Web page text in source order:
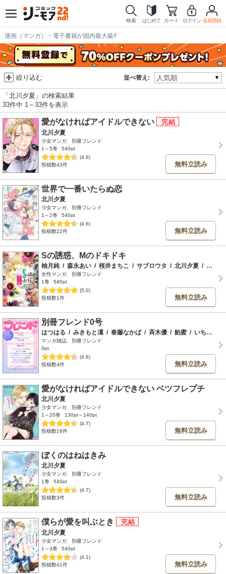
検索 はじめて カート ログイン 会員登録
漫画（マンガ）・電子書籍が国内最大級!!
並べ替え:
絞り込む
「北川夕夏」の検索結果
33件中 1～33件を表示
愛がなければアイドルできない
北川夕夏
少女マンガ、別冊フレンド
1～5巻
540pt
(4.6)
投稿数43件
無料立読み
世界で一番いたらぬ恋
北川夕夏
少女マンガ、別冊フレンド
1～2巻
540pt
(4.6)
投稿数22件
無料立読み
Sの誘惑、Mのドキドキ
柚月純 / 森永あい / 桜井まちこ / サブロウタ / 北川夕夏 /
女性マンガ、別冊フレンド
1巻
540pt
(5.0)
投稿数1件
無料立読み
別冊フレンド0号
はつはる / みきもと凜 / 春藤なかば / 斉木優 / 餡蜜 / いちのへ瑠美
マンガ雑誌、別冊フレンド
0pt
(4.8)
投稿数4件
無料立読み
愛がなければアイドルできない ベツフレプチ
北川夕夏
少女マンガ、別冊フレンド
1～20巻
130pt～140pt
(4.7)
投稿数16件
無料立読み
ぼくのはねはきみ
北川夕夏
少女マンガ、別冊フレンド
1巻
540pt
(4.7)
投稿数3件
無料立読み
僕らが愛を叫ぶとき
北川夕夏
少女マンガ、別冊フレンド
1～3巻
540pt
(4.1)
投稿数41件
無料立読み